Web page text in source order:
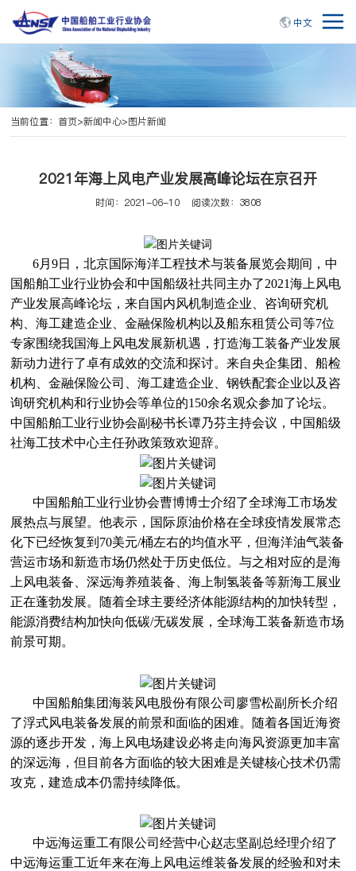
中文
当前位置： 首页>新闻中心>图片新闻
2021年海上风电产业发展高峰论坛在京召开
时间：2021-06-10 阅读次数：3808
6月9日，北京国际海洋工程技术与装备展览会期间，中
国船舶工业行业协会和中国船级社共同主办了2021海上风电
产业发展高峰论坛，来自国内风机制造企业、咨询研究机
构、海工建造企业、金融保险机构以及船东租赁公司等7位
专家围绕我国海上风电发展新机遇，打造海工装备产业发展
新动力进行了卓有成效的交流和探讨。来自央企集团、船检
机构、金融保险公司、海工建造企业、钢铁配套企业以及咨
询研究机构和行业协会等单位的150余名观众参加了论坛。
中国船舶工业行业协会副秘书长谭乃芬主持会议，中国船级
社海工技术中心主任孙政策致欢迎辞。
中国船舶工业行业协会曹博博士介绍了全球海工市场发
展热点与展望。他表示，国际原油价格在全球疫情发展常态
化下已经恢复到70美元/桶左右的均值水平，但海洋油气装备
营运市场和新造市场仍然处于历史低位。与之相对应的是海
上风电装备、深远海养殖装备、海上制氢装备等新海工展业
正在蓬勃发展。随着全球主要经济体能源结构的加快转型，
能源消费结构加快向低碳/无碳发展，全球海工装备新造市场
前景可期。
中国船舶集团海装风电股份有限公司廖雪松副所长介绍
了浮式风电装备发展的前景和面临的困难。随着各国近海资
源的逐步开发，海上风电场建设必将走向海风资源更加丰富
的深远海，但目前各方面临的较大困难是关键核心技术仍需
攻克，建造成本仍需持续降低。
中远海运重工有限公司经营中心赵志坚副总经理介绍了
中远海运重工近年来在海上风电运维装备发展的经验和对未